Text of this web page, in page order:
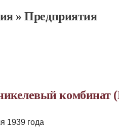
»Предприятия
1939 года